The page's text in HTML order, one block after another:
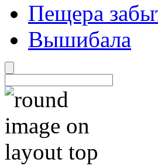
Пещера
Вышибала